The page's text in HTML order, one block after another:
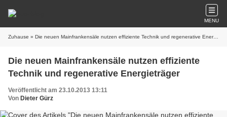
MENU
Zuhause » Die neuen Mainfrankensäle nutzen effiziente Technik und regenerative Energieträger
Die neuen Mainfrankensäle nutzen effiziente
Technik und regenerative Energieträger
Veröffentlicht am 23.10.2013 13:11
Von Dieter Gürz